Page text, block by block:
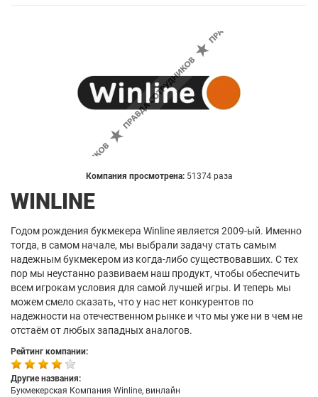
Компания просмотрена: 51374 раза
WINLINE
Годом рождения букмекера Winline является 2009-ый. Именно
тогда, в самом начале, мы выбрали задачу стать самым
надежным букмекером из когда-либо существовавших. С тех
пор мы неустанно развиваем наш продукт, чтобы обеспечить
всем игрокам условия для самой лучшей игры. И теперь мы
можем смело сказать, что у нас нет конкурентов по
надежности на отечественном рынке и что мы уже ни в чем не
отстаём от любых западных аналогов.
Рейтинг компании:
Другие названия:
Букмекерская Компания Winline, винлайн